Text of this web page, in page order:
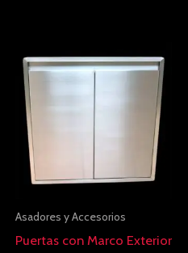
Asadores y Accesorios
Puertas con Marco Exterior